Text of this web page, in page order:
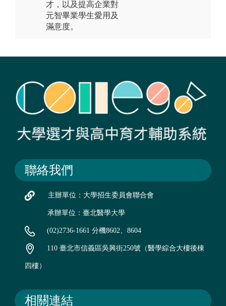
才，以及提高企業對
元智畢業學生愛用及
滿意度。
聯絡我們
主辦單位：大學招生委員會聯合會
承辦單位：臺北醫學大學
(02)2736-1661 分機8602、8604
110 臺北市信義區吳興街250號（醫學綜合大樓後棟
四樓）
相關連結